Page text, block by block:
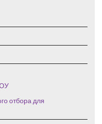
отбора для